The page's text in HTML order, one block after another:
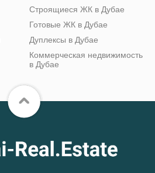
Строящиеся ЖК в Дубае
Готовые ЖК в Дубае
Дуплексы в Дубае
Коммерческая недвижимость
в Дубае